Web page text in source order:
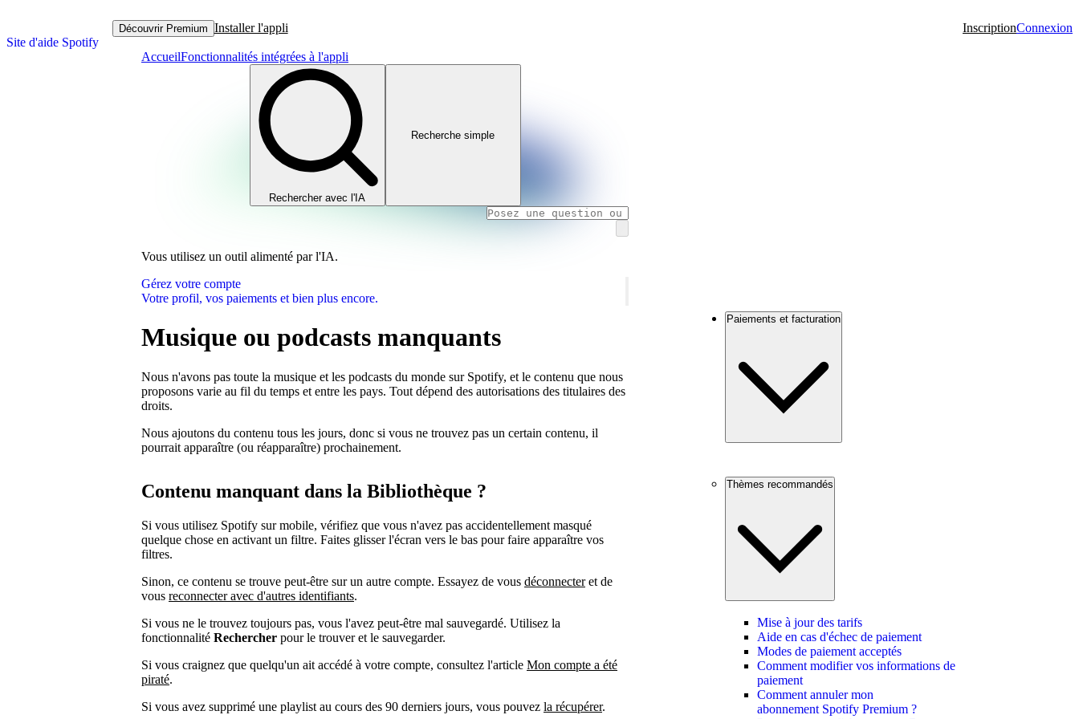
Site d'aide Spotify
Découvrir Premium Installer l'appli InscriptionConnexion
AccueilFonctionnalités intégrées à l'appli
Rechercher avec l'IA
Recherche simple
Vous utilisez un outil alimenté par l'IA.
Gérez votre compte
Votre profil, vos paiements et bien plus encore.
Musique ou podcasts manquants
Nous n'avons pas toute la musique et les podcasts du monde sur Spotify, et le contenu que nous
proposons varie au fil du temps et entre les pays. Tout dépend des autorisations des titulaires des
droits.
Nous ajoutons du contenu tous les jours, donc si vous ne trouvez pas un certain contenu, il
pourrait apparaître (ou réapparaître) prochainement.
Contenu manquant dans la Bibliothèque ?
Si vous utilisez Spotify sur mobile, vérifiez que vous n'avez pas accidentellement masqué
quelque chose en activant un filtre. Faites glisser l'écran vers le bas pour faire apparaître vos
filtres.
Sinon, ce contenu se trouve peut-être sur un autre compte. Essayez de vous déconnecteret de
vous reconnecter avec d'autres identifiants.
Si vous ne le trouvez toujours pas, vous l'avez peut-être mal sauvegardé. Utilisez la
fonctionnalité Rechercher pour le trouver et le sauvegarder.
Si vous craignez que quelqu'un ait accédé à votre compte, consultez l'article Mon compte a été
piraté.
Si vous avez supprimé une playlist au cours des 90 derniers jours, vous pouvez la récupérer.
Paiements et facturation
Thèmes recommandés
Mise à jour des tarifs
Aide en cas d'échec de paiement
Modes de paiement acceptés
Comment modifier vos informations de
paiement
Comment annuler mon
abonnement Spotify Premium ?